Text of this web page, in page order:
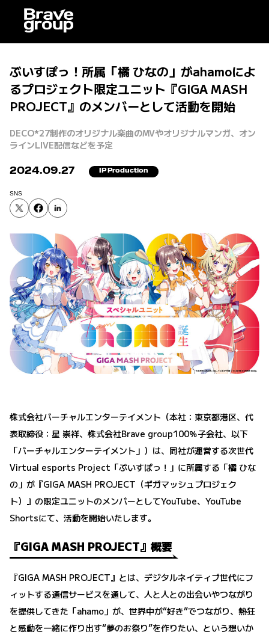
ぶいすぽっ！所属「橘 ひなの」がahamoによ
るプロジェクト限定ユニット『GIGA MASH
PROJECT』のメンバーとして活動を開始
DECO*27制作のオリジナル楽曲のMVやオリジナルマンガ、オン
ラインLIVE配信などを予定
2024.09.27 IP Production
SNS
株式会社バーチャルエンターテイメント（本社：東京都港区、代
表取締役：星 崇祥、株式会社Brave group100％子会社、以下
「バーチャルエンターテイメント」）は、同社が運営する次世代
Virtual esports Project「ぶいすぽっ！」に所属する「橘 ひな
の」が『GIGA MASH PROJECT（ギガマッシュプロジェク
ト）』の限定ユニットのメンバーとしてYouTube、YouTube
Shortsにて、活動を開始いたします。
『GIGA MASH PROJECT』概要
『GIGA MASH PROJECT』とは、デジタルネイティブ世代にフ
ィットする通信サービスを通して、人と人との出会いやつながり
を提供してきた「ahamo」が、世界中が“好き”でつながり、熱狂
と感動を一緒に作り出す“夢のお祭り”を作りたい、という想いか